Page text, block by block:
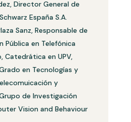
Director General de
España S.A.
Sanz, Responsable de
Pública en Telefónica
Catedrática en UPV,
en Tecnologías y
y
de Investigación
Vision and Behaviour